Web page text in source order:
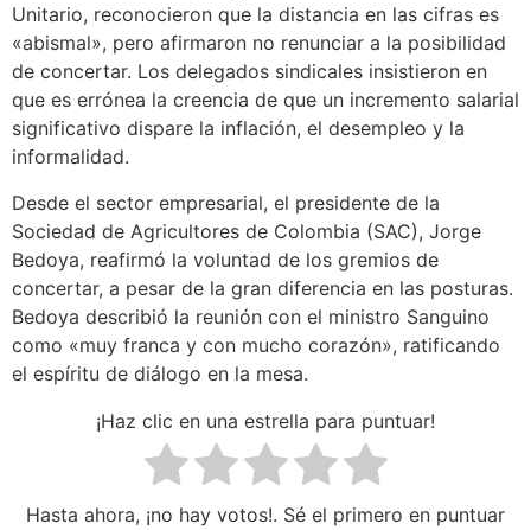
Unitario, reconocieron que la distancia en las cifras es
«abismal», pero afirmaron no renunciar a la posibilidad
de concertar. Los delegados sindicales insistieron en
que es errónea la creencia de que un incremento salarial
significativo dispare la inflación, el desempleo y la
informalidad.
Desde el sector empresarial, el presidente de la
Sociedad de Agricultores de Colombia (SAC), Jorge
Bedoya, reafirmó la voluntad de los gremios de
concertar, a pesar de la gran diferencia en las posturas.
Bedoya describió la reunión con el ministro Sanguino
como «muy franca y con mucho corazón», ratificando
el espíritu de diálogo en la mesa.
¡Haz clic en una estrella para puntuar!
Hasta ahora, ¡no hay votos!. Sé el primero en puntuar